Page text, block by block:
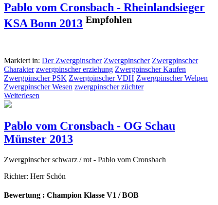
Pablo vom Cronsbach - Rheinlandsieger
KSA Bonn 2013 Empfohlen
Markiert in: Der Zwergpinscher Zwergpinscher Zwergpinscher
Charakter zwergpinscher erziehung Zwergpinscher Kaufen
Zwergpinscher PSK Zwergpinscher VDH Zwergpinscher Welpen
Zwergpinscher Wesen zwergpinscher züchter
Weiterlesen
Pablo vom Cronsbach - OG Schau
Münster 2013
Zwergpinscher schwarz / rot - Pablo vom Cronsbach
Richter: Herr Schön
Bewertung : Champion Klasse V1 / BOB